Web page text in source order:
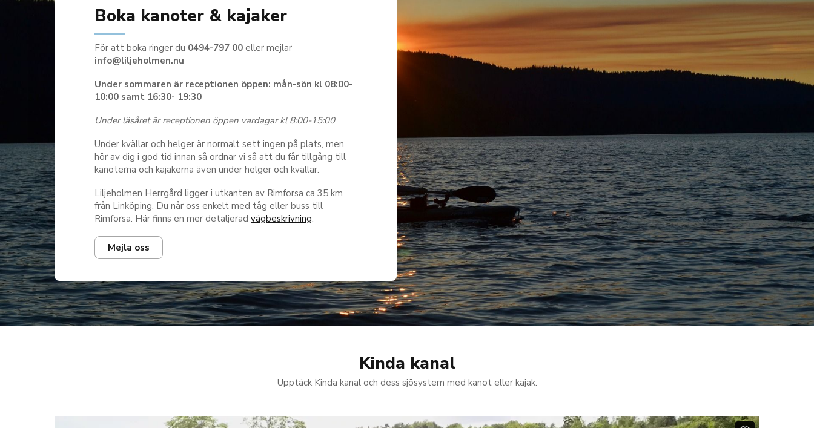
Boka kanoter & kajaker
För att boka ringer du 0494-797 00 eller mejlar
info@liljeholmen.nu
Under sommaren är receptionen öppen: mån-sön kl 08:00-
10:00 samt 16:30- 19:30
Under läsåret är receptionen öppen vardagar kl 8:00-15:00
Under kvällar och helger är normalt sett ingen på plats, men
hör av dig i god tid innan så ordnar vi så att du får tillgång till
kanoterna och kajakerna även under helger och kvällar.
Liljeholmen Herrgård ligger i utkanten av Rimforsa ca 35 km
från Linköping. Du når oss enkelt med tåg eller buss till
Rimforsa. Här finns en mer detaljerad vägbeskrivning.
Mejla oss
Kinda kanal
Upptäck Kinda kanal och dess sjösystem med kanot eller kajak.